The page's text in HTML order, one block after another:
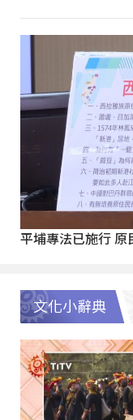
平埔專法已施行
文化小辭典